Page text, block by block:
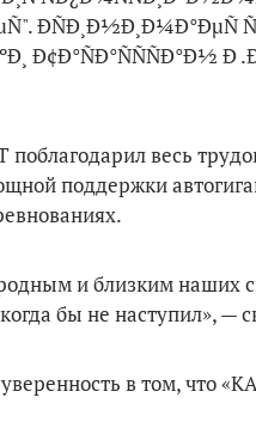
весь
поддержки
и близким наших
бы не наступил», —
в том, что